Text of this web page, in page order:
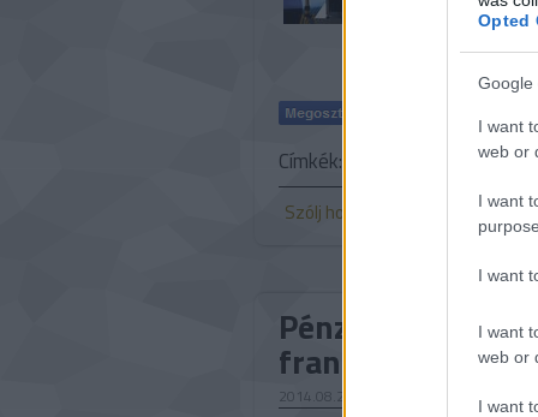
Opted
Google
I want
web or
I want
I want
I want
web or
I want
Címkék:
Szólj hozzá!
Pénzkiadó
francia férfi
2014.08.25. 11:30